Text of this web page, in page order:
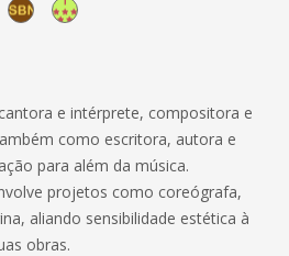
e intérprete, compositora e
como escritora, autora e
para além da música.
projetos como coreógrafa,
aliando sensibilidade estética à
obras.